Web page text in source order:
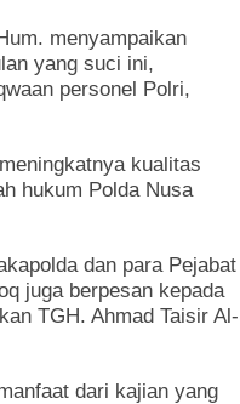
menyampaikan
yang suci ini,
personel Polri,
kualitas
hukum Polda Nusa
dan para Pejabat
juga berpesan kepada
TGH. Ahmad Taisir Al-
dari kajian yang